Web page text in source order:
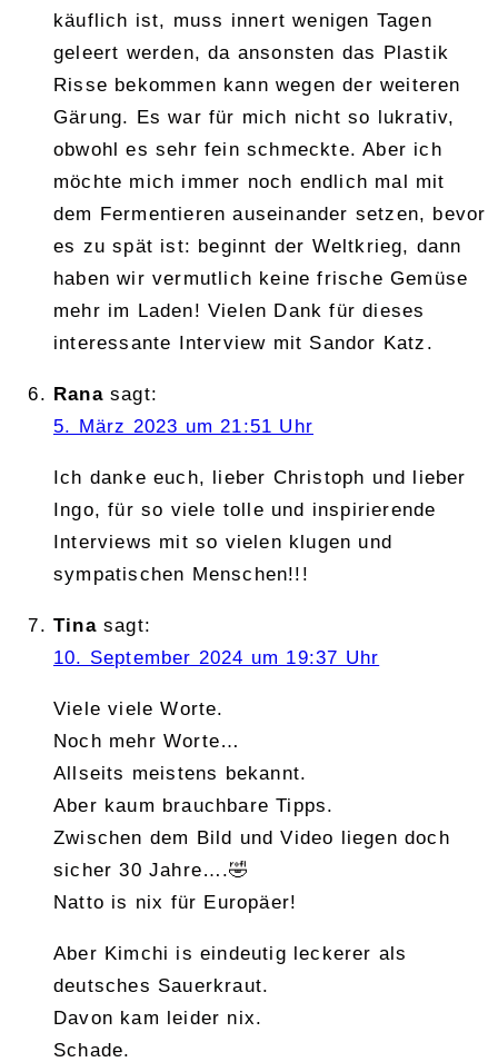
käuflich ist, muss innert wenigen Tagen
geleert werden, da ansonsten das Plastik
Risse bekommen kann wegen der weiteren
Gärung. Es war für mich nicht so lukrativ,
obwohl es sehr fein schmeckte. Aber ich
möchte mich immer noch endlich mal mit
dem Fermentieren auseinander setzen, bevor
es zu spät ist: beginnt der Weltkrieg, dann
haben wir vermutlich keine frische Gemüse
mehr im Laden! Vielen Dank für dieses
interessante Interview mit Sandor Katz.
Rana sagt:
5. März 2023 um 21:51 Uhr
Ich danke euch, lieber Christoph und lieber
Ingo, für so viele tolle und inspirierende
Interviews mit so vielen klugen und
sympatischen Menschen!!!
Tina sagt:
10. September 2024 um 19:37 Uhr
Viele viele Worte.
Noch mehr Worte…
Allseits meistens bekannt.
Aber kaum brauchbare Tipps.
Zwischen dem Bild und Video liegen doch
sicher 30 Jahre….🤣
Natto is nix für Europäer!
Aber Kimchi is eindeutig leckerer als
deutsches Sauerkraut.
Davon kam leider nix.
Schade.